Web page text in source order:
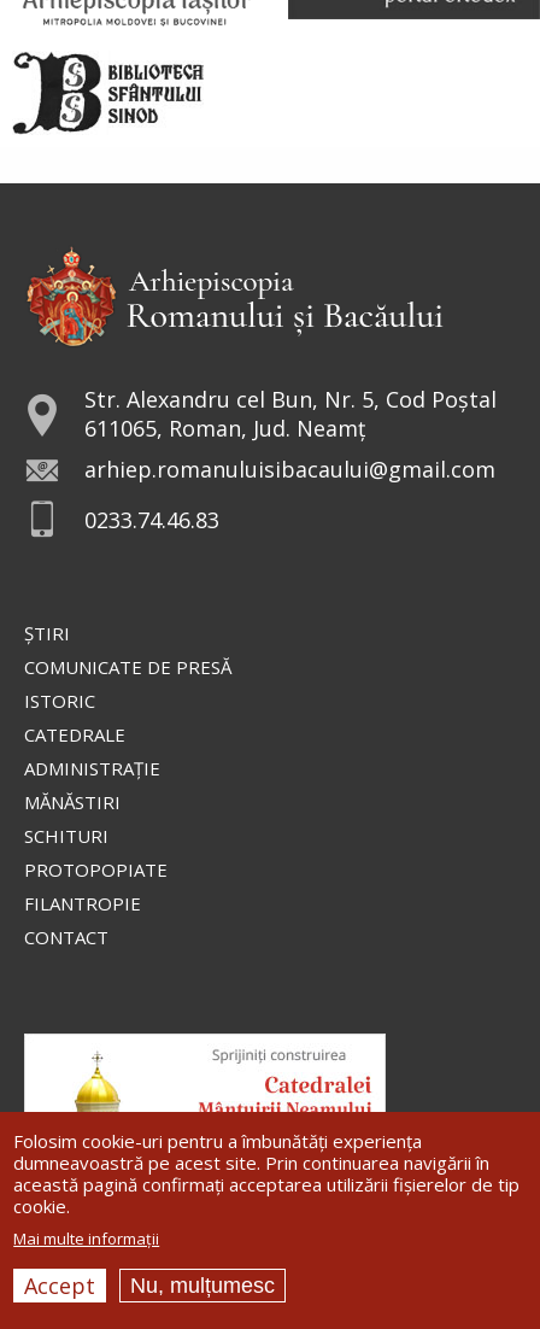
Str. Alexandru cel Bun, Nr. 5, Cod Poștal
611065, Roman, Jud. Neamț
arhiep.romanuluisibacaului@gmail.com
0233.74.46.83
ŞTIRI
COMUNICATE DE PRESĂ
ISTORIC
CATEDRALE
ADMINISTRAŢIE
MĂNĂSTIRI
SCHITURI
PROTOPOPIATE
FILANTROPIE
CONTACT
Folosim cookie-uri pentru a îmbunătăți experiența
dumneavoastră pe acest site. Prin continuarea navigării în
această pagină confirmați acceptarea utilizării fișierelor de tip
cookie.
Mai multe informații
Accept Nu, mulțumesc